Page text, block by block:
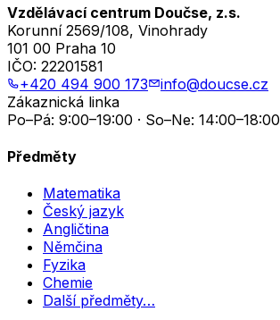
Vzdělávací centrum Doučse, z.s.
Korunní 2569/108, Vinohrady
101 00 Praha 10
IČO: 22201581
+420 494 900 173
info@doucse.cz
Zákaznická linka
Po–Pá: 9:00–19:00 · So–Ne: 14:00–18:00
Předměty
Matematika
Český jazyk
Angličtina
Němčina
Fyzika
Chemie
Další předměty…